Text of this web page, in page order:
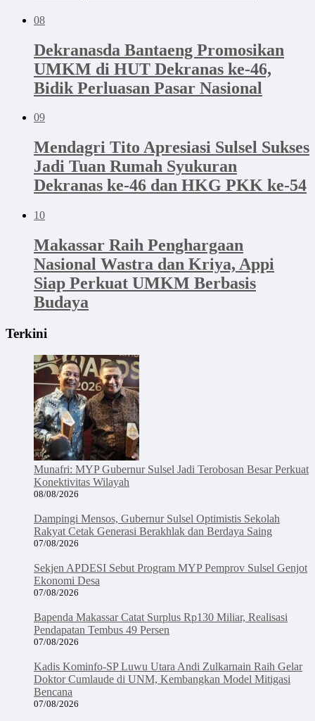
08
Dekranasda Bantaeng Promosikan
UMKM di HUT Dekranas ke-46,
Bidik Perluasan Pasar Nasional
09
Mendagri Tito Apresiasi Sulsel Sukses
Jadi Tuan Rumah Syukuran
Dekranas ke-46 dan HKG PKK ke-54
10
Makassar Raih Penghargaan
Nasional Wastra dan Kriya, Appi
Siap Perkuat UMKM Berbasis
Budaya
Terkini
Munafri: MYP Gubernur Sulsel Jadi Terobosan Besar Perkuat
Konektivitas Wilayah
08/08/2026
Dampingi Mensos, Gubernur Sulsel Optimistis Sekolah
Rakyat Cetak Generasi Berakhlak dan Berdaya Saing
07/08/2026
Sekjen APDESI Sebut Program MYP Pemprov Sulsel Genjot
Ekonomi Desa
07/08/2026
Bapenda Makassar Catat Surplus Rp130 Miliar, Realisasi
Pendapatan Tembus 49 Persen
07/08/2026
Kadis Kominfo-SP Luwu Utara Andi Zulkarnain Raih Gelar
Doktor Cumlaude di UNM, Kembangkan Model Mitigasi
Bencana
07/08/2026